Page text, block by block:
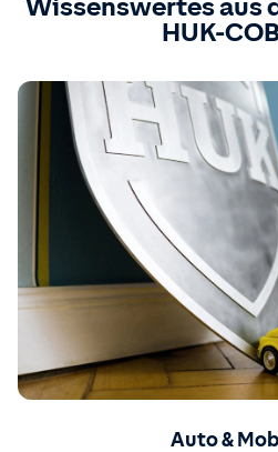
Wissenswertes aus
HUK-
Auto &